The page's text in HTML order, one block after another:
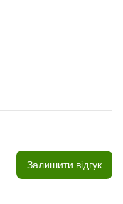
Залишити відгук